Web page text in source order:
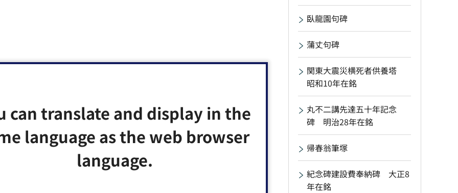
can translate and display in the
language as the web browser
language.
臥龍園句碑
蒲丈句碑
関東大震災横死者供養塔
昭和10年在銘
丸不二講先達五十年記念
碑 明治28年在銘
帰春翁筆塚
紀念碑建設費奉納碑 大正8
年在銘